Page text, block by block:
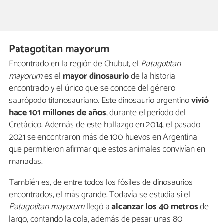
Patagotitan mayorum
Encontrado en la región de Chubut, el Patagotitan
mayorumes el mayor dinosauriode la historia
encontrado y el único que se conoce del género
saurópodo titanosauriano. Este dinosaurio argentinovivió
hace 101 millones de años, durante el período del
Cretácico. Además de este hallazgo en 2014, el pasado
2021 se encontraron más de 100 huevos en Argentina
que permitieron afirmar que estos animales convivían en
manadas.
También es, de entre todos los fósiles de dinosaurios
encontrados, el más grande. Todavía se estudia si el
Patagotitan mayorumllegó aalcanzar los 40 metrosde
largo, contando la cola, además de pesar unas 80